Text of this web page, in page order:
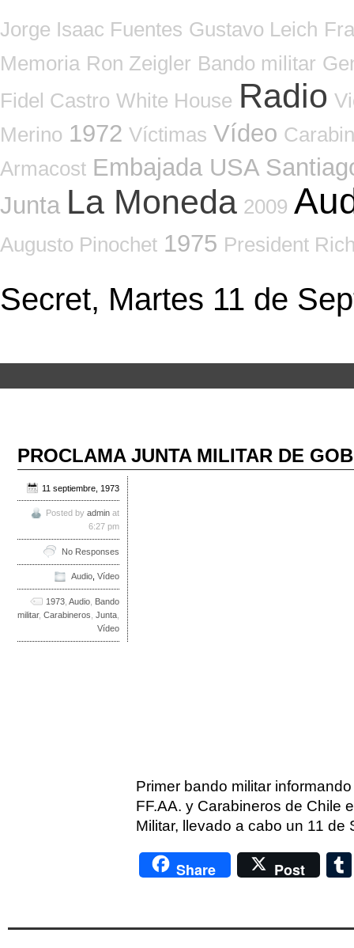
Jorge Isaac Fuentes Gustavo Leich
Memoria Ron Zeigler Bando militar
Fidel Castro White House Radio
Merino 1972 Víctimas Vídeo
Armacost Embajada USA
Junta La Moneda 2009
Augusto Pinochet 1975 President
Secret, Martes 11 de
PROCLAMA JUNTA MILITAR DE
Primer bando militar
FF.AA. y Carabineros de Chile
Militar, llevado a cabo un 11 de
Share Post
11 septiembre, 1973
Posted by admin at
6:27 pm
No Responses
Audio, Vídeo
1973 Audio Bando
militar, Carabineros Junta
Vídeo